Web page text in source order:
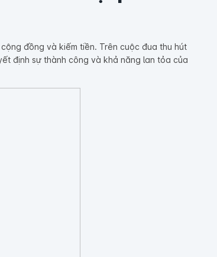
đồng và kiếm tiền. Trên cuộc đua thu hút
định sự thành công và khả năng lan tỏa của